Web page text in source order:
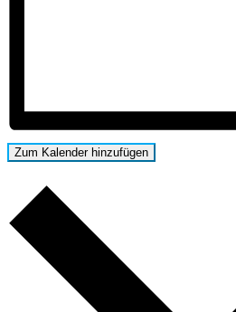
Zum Kalender hinzufügen